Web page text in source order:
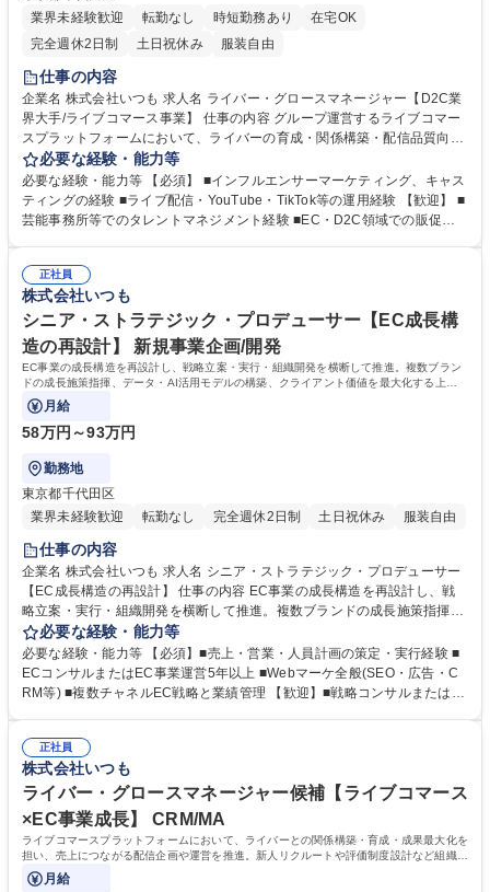
業界未経験歓迎
転勤なし 時短勤務あり
在宅OK
完全週休2日制
土日祝休み 服装自由
仕事の内容
企業名 株式会社いつも 求人名 ライバー・グロースマネージャー【D2C業
界大手/ライブコマース事業】 仕事の内容 グループ運営するライブコマー
スプラットフォームにおいて、ライバーの育成・関係構築・配信品質向上
を通じ、ライブ配信を売上に結びつける仕組みづくりと成果最大化を担う
ポジションです。 ■ライバーのオンボーディング、目標管理、状況に応じ
た伴走支援 ■“売れる配信”に向けた台本改善、演出企画、商品理解支援 ■
リアルタイム接客のスクリプト監修、チームでのノウハウ共有 ■新人ライ
上げに関わる運営サポート 募集職種 ライバー・グロースマネージャー【D
2C業界大手/ライブコマース事業】
必要な経験・能力等
必要な経験・能力等 【必須】 ■インフルエンサーマーケティング、キャス
ティングの経験 ■ライブ配信・YouTube・TikTok等の運用経験 【歓迎】 ■
芸能事務所等でのタレントマネジメント経験 ■EC・D2C領域での販促／
学院 大学 高専 短大 専修学校 高校 語学力： 資格：
正社員
株式会社いつも
シニア・ストラテジック・プロデューサー【EC成長構
造の再設計】 新規事業企画/開発
EC事業の成長構造を再設計し、戦略立案・実行・組織開発を横断して推進。複数ブラン
ドの成長施策指揮、データ・AI活用モデルの構築、クライアント価値を最大化する上級
プロデューサー業務を担います。
月給
58万円～93万円
勤務地
東京都千代田区
業界未経験歓迎
転勤なし 完全週休2日制 土日祝休み 服装自由
仕事の内容
企業名 株式会社いつも 求人名 シニア・ストラテジック・プロデューサー
【EC成長構造の再設計】 仕事の内容 EC事業の成長構造を再設計し、戦
略立案・実行・組織開発を横断して推進。複数ブランドの成長施策指揮、
データ・AI活用モデルの構築、クライアント価値を最大化する上級プロデ
ューサー業務を担います。 ■成長戦略・収益モデルの構築および支援サー
ビスモデルの開発・標準化 ■Amazon・楽天・自社EC・TikTok等の複数チ
ャネル戦略の指揮・成果責任 ■経営層との協議・意思決定支援およびクロ
運用プロセス最適化の推進 ■組織マネジメント、標準化推進、主要クライ
アントとの協業 募集職種 シニア・ストラテジック・プロデューサー【EC
成長構造の再設計】
必要な経験・能力等
必要な経験・能力等 【必須】■売上・営業・人員計画の策定・実行経験 ■
ECコンサルまたはEC事業運営5年以上 ■Webマーケ全般(SEO・広告・C
RM等) ■複数チャネルEC戦略と業績管理 【歓迎】■戦略コンサルまたは事
ECモール・競合・消費者動向などEC最新トレンドへの深い理解 ■パート
ナーアライアンスの構築・協業推進経験 ■AI活用・分析高度化領域の知見
学歴・資格 学歴：大学院 大学 高専 短大 専修学校 高校 語学力： 資格：
正社員
株式会社いつも
ライバー・グロースマネージャー候補【ライブコマース
×EC事業成長】 CRM/MA
ライブコマースプラットフォームにおいて、ライバーとの関係構築・育成・成果最大化を
担い、売上につながる配信企画や運営を推進。新人リクルートや評価制度設計など組織づ
くりにも関与します。
月給